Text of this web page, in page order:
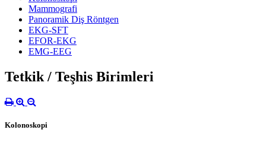
Mammografi
Panoramik Diş Röntgen
EKG-SFT
EFOR-EKG
EMG-EEG
Tetkik / Teşhis Birimleri
Kolonoskopi